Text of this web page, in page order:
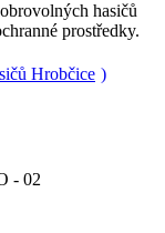
hasičů
prostředky.
)